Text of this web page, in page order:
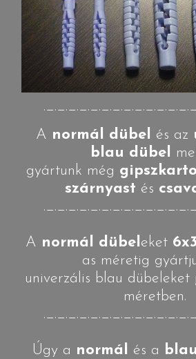
A normál dübel és az
blau dübel
gyártunk még
szárnyast és
A normál dübeleket
as méretig
univerzális blau dübeleket
méretben.
Úgy a normál és a